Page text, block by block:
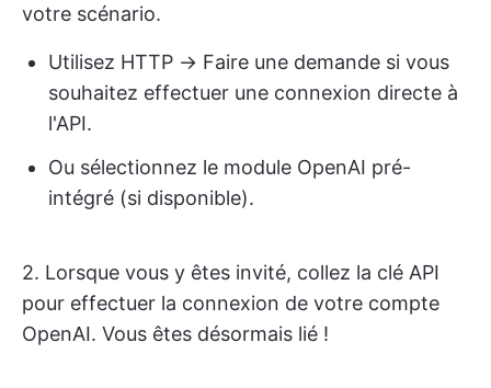
votre scénario.
Utilisez HTTP → Faire une demande si vous
souhaitez effectuer une connexion directe à
l'API.
Ou sélectionnez le module OpenAI pré-
intégré (si disponible).
2. Lorsque vous y êtes invité, collez la clé API
pour effectuer la connexion de votre compte
OpenAI. Vous êtes désormais lié !